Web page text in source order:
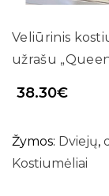
Veliūrinis
užrašu
38.30€
Žymos: Dviejų,
Kostiumėliai